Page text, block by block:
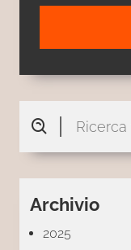
Archivio
2025